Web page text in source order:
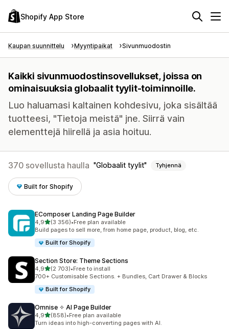
Shopify App Store
Kaupan suunnittelu Myyntipaikat Sivunmuodostin
Kaikki sivunmuodostinsovellukset, joissa on
ominaisuuksia globaalit tyylit-toiminnoille.
Luo haluamasi kaltainen kohdesivu, joka sisältää
tuotteesi, "Tietoja meistä" jne. Siirrä vain
elementtejä hiirellä ja asia hoituu.
370 sovellusta haulla Globaalit tyylit Tyhjennä
Built for Shopify
EComposer Landing Page Builder
4,9/ 5 tähteä
(3 356)
3356 arvostelua yhteensä
•Free plan available
Build pages to sell more, from home page, product, blog, etc.
Built for Shopify
Section Store: Theme Sections
4,9/ 5 tähteä
(2 703)
2703 arvostelua yhteensä
•Free to install
700+ Customisable Sections. + Bundles, Cart Drawer & Blocks
Built for Shopify
Omnise ✧ AI Page Builder
4,9/ 5 tähteä
(858)
858 arvostelua yhteensä
•Free plan available
Turn ideas into high-converting pages with AI.